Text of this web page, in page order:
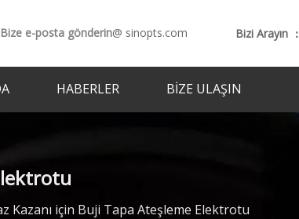
Bize e-posta gönderin@ sinopts.com Bizi Arayın ：
HABERLER BIZE ULAŞIN
Kazanı için Buji Tapa Ateşleme Elektrotu